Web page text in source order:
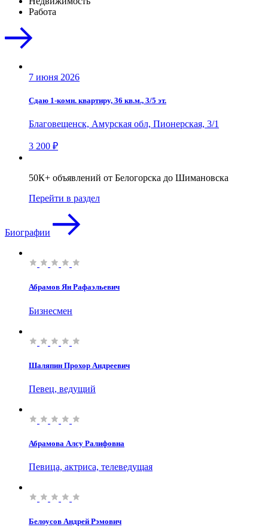
Работа
7 июня 2026
Сдаю 1-комн. квартиру, 36 кв.м., 3/5 эт.
Благовещенск, Амурская обл, Пионерская, 3/1
3 200 ₽
50К+ объявлений от Белогорска до Шимановска
Перейти в раздел
Биографии
Абрамов Ян Рафаэльевич
Бизнесмен
Шаляпин Прохор Андреевич
Певец, ведущий
Абрамова Алсу Ралифовна
Певица, актриса, телеведущая
Белоусов Андрей Рэмович